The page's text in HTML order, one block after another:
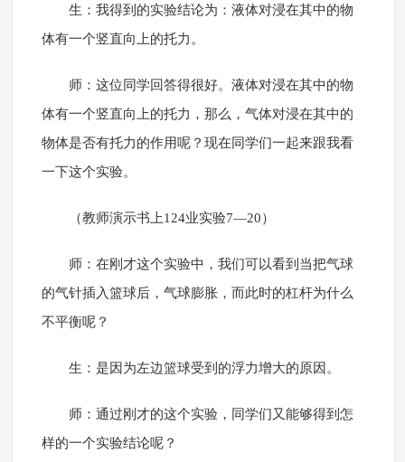
生：我得到的实验结论为：液体对浸在其中的物
体有一个竖直向上的托力。
师：这位同学回答得很好。液体对浸在其中的物
体有一个竖直向上的托力，那么，气体对浸在其中的
物体是否有托力的作用呢？现在同学们一起来跟我看
一下这个实验。
（教师演示书上124业实验7—20）
师：在刚才这个实验中，我们可以看到当把气球
的气针插入篮球后，气球膨胀，而此时的杠杆为什么
不平衡呢？
生：是因为左边篮球受到的浮力增大的原因。
师：通过刚才的这个实验，同学们又能够得到怎
样的一个实验结论呢？